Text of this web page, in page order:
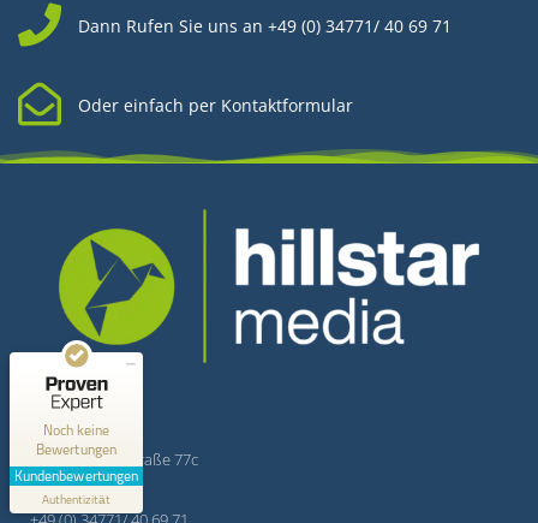
Dann Rufen Sie uns an +49 (0) 34771/ 40 69 71
Oder einfach per Kontaktformular
Kontakt
Hillstar Media
Merseburger Straße 77c
06268 Querfurt
Noch keine
Bewertungen
Kundenbewertungen
Authentizität
Kundenbewertungen und Erfahrungen zu
Hillstar Media
MANGELHAFT
0,00 / 5,00
Erfahren Sie mehr über dieses Bewertungssiegel
Profil ansehen